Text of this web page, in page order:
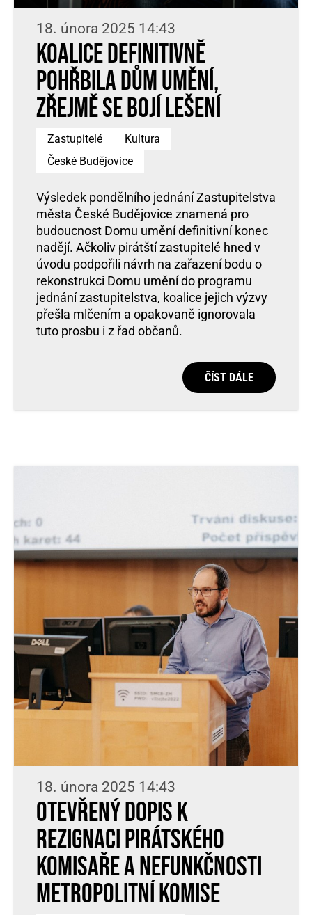
18. února 2025 14:43
Koalice definitivně
pohřbila Dům umění,
zřejmě se bojí lešení
Zastupitelé
Kultura
České Budějovice
Výsledek pondělního jednání Zastupitelstva
města České Budějovice znamená pro
budoucnost Domu umění definitivní konec
nadějí. Ačkoliv pirátští zastupitelé hned v
úvodu podpořili návrh na zařazení bodu o
rekonstrukci Domu umění do programu
jednání zastupitelstva, koalice jejich výzvy
přešla mlčením a opakovaně ignorovala
tuto prosbu i z řad občanů.
ČÍST DÁLE
18. února 2025 14:43
Otevřený dopis k
rezignaci pirátského
komisaře a nefunkčnosti
metropolitní komise